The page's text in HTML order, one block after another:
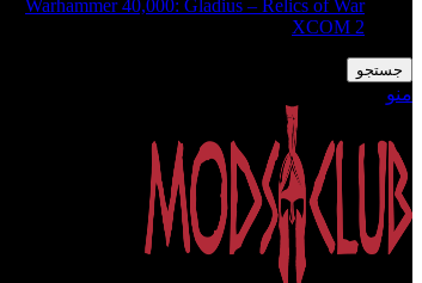
Warhammer 40,000: Gladius – Relics of War
XCOM 2
جستجو
منو